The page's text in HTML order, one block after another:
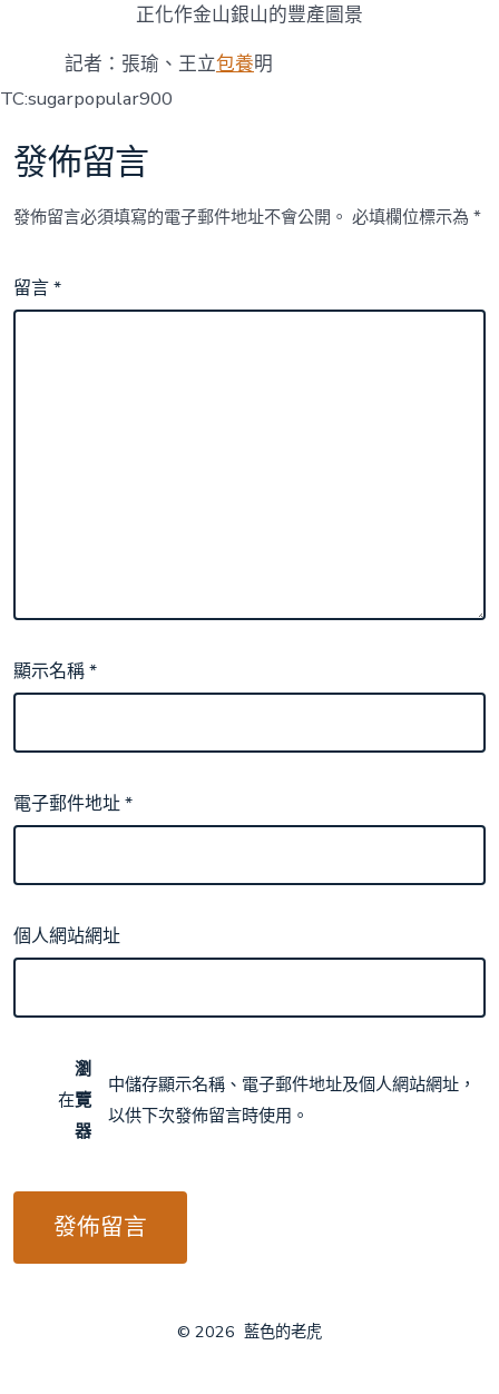
正化作金山銀山的豐產圖景
記者：張瑜、王立包養明
TC:sugarpopular900
發佈留言
發佈留言必須填寫的電子郵件地址不會公開。 必填欄位標示為*
留言*
顯示名稱*
電子郵件地址*
個人網站網址
在
瀏
覽
器
中儲存顯示名稱、電子郵件地址及個人網站網址，
以供下次發佈留言時使用。
© 2026 藍色的老虎